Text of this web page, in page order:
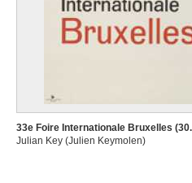
33e Foire Internationale Bruxelles
Julian Key (Julien Keymolen)